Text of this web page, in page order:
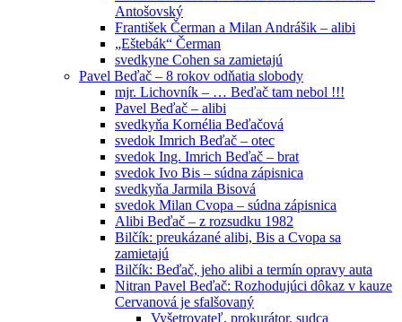
Antošovský
František Čerman a Milan Andrášik – alibi
„Eštebák“ Čerman
svedkyne Cohen sa zamietajú
Pavel Beďač – 8 rokov odňatia slobody
mjr. Lichovník – … Beďač tam nebol !!!
Pavel Beďač – alibi
svedkyňa Kornélia Beďačová
svedok Imrich Beďač – otec
svedok Ing. Imrich Beďač – brat
svedok Ivo Bis – súdna zápisnica
svedkyňa Jarmila Bisová
svedok Milan Cvopa – súdna zápisnica
Alibi Beďač – z rozsudku 1982
Bilčík: preukázané alibi, Bis a Cvopa sa
zamietajú
Bilčík: Beďač, jeho alibi a termín opravy auta
Nitran Pavel Beďač: Rozhodujúci dôkaz v kauze
Cervanová je sfalšovaný
Vyšetrovateľ, prokurátor, sudca